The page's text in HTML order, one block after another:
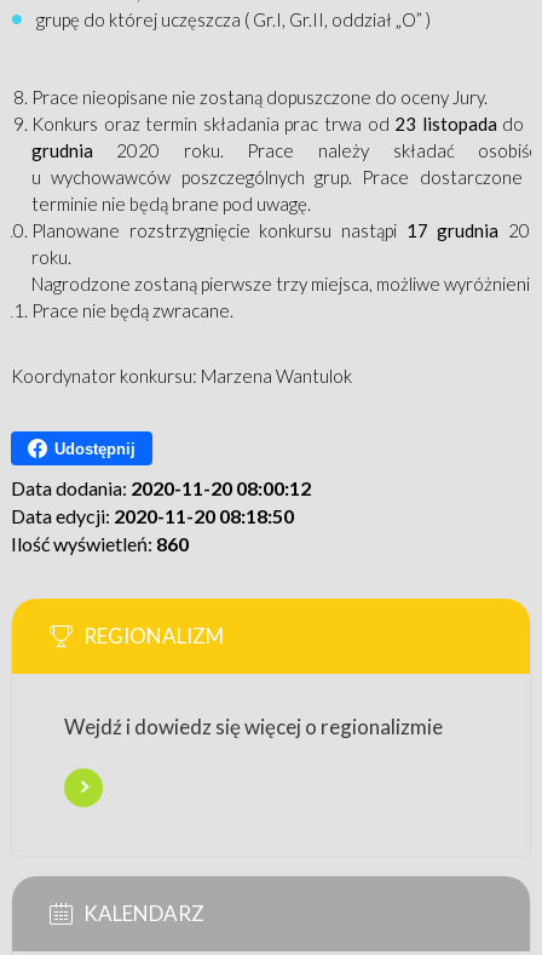
grupę do której uczęszcza ( Gr.I, Gr.II, oddział „O” )
Prace nieopisane nie zostaną dopuszczone do oceny Jury.
Konkurs oraz termin składania prac trwa od 23 listopada do
grudnia 2020 roku. Prace należy składać
u wychowawców poszczególnych grup. Prace dostarczone
terminie nie będą brane pod uwagę.
Planowane rozstrzygnięcie konkursu nastąpi 17 grudnia
roku.
Nagrodzone zostaną pierwsze trzy miejsca, możliwe wyróżnienia.
Prace nie będą zwracane.
Koordynator konkursu: Marzena Wantulok
Udostępnij
Data dodania: 2020-11-20 08:00:12
Data edycji: 2020-11-20 08:18:50
Ilość wyświetleń: 860
REGIONALIZM
Wejdź i dowiedz się więcej o regionalizmie
KALENDARZ